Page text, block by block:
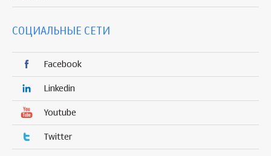
СОЦИАЛЬНЫЕ СЕТИ
Facebook
Linkedin
Youtube
Twitter